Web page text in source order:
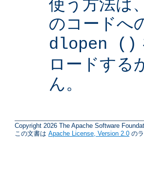
使う方法は
のコードへ
dlopen ()
ロードする
ん。
Copyright 2026 The Apache Software
この文書は Apache License, Version 2.0 の